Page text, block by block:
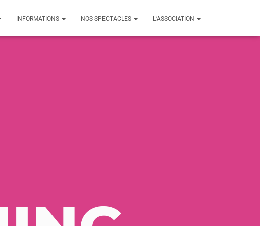
INFORMATIONS NOS SPECTACLES L’ASSOCIATION